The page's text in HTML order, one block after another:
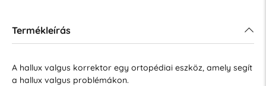
Termékleírás
A hallux valgus korrektor egy ortopédiai eszköz, amely segít
a hallux valgus problémákon.